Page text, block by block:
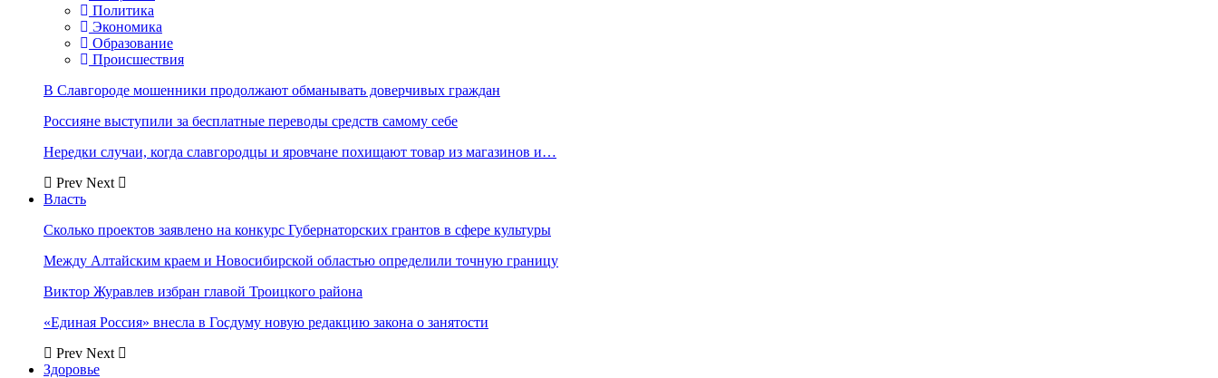
Политика
Экономика
Образование
Происшествия
В Славгороде мошенники продолжают обманывать доверчивых граждан
Россияне выступили за бесплатные переводы средств самому себе
Нередки случаи, когда славгородцы и яровчане похищают товар из магазинов и…
Prev Next
Власть
Сколько проектов заявлено на конкурс Губернаторских грантов в сфере культуры
Между Алтайским краем и Новосибирской областью определили точную границу
Виктор Журавлев избран главой Троицкого района
«Единая Россия» внесла в Госдуму новую редакцию закона о занятости
Prev Next
Здоровье